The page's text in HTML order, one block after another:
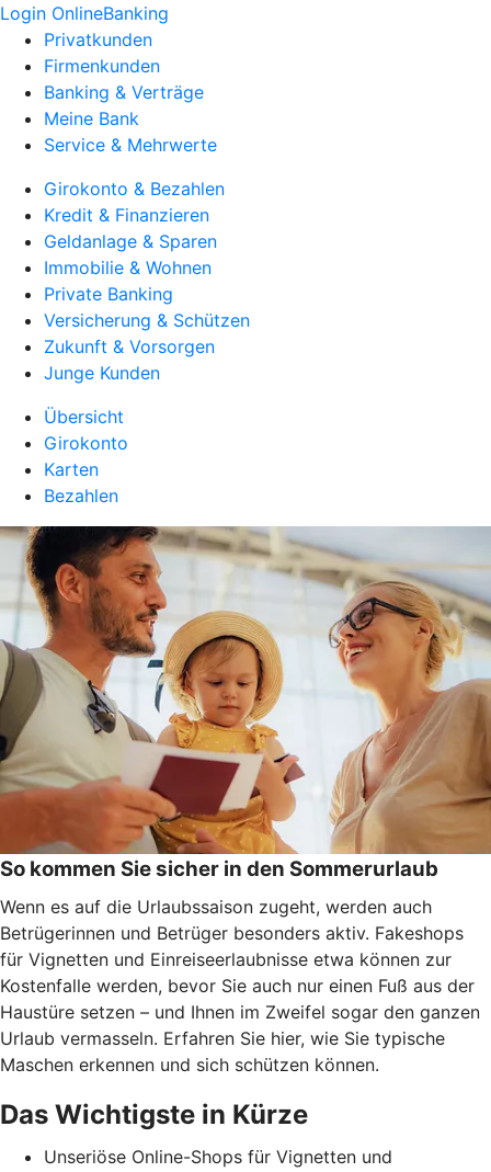
Login OnlineBanking
Privatkunden
Firmenkunden
Banking & Verträge
Meine Bank
Service & Mehrwerte
Girokonto & Bezahlen
Kredit & Finanzieren
Geldanlage & Sparen
Immobilie & Wohnen
Private Banking
Versicherung & Schützen
Zukunft & Vorsorgen
Junge Kunden
Übersicht
Girokonto
Karten
Bezahlen
So kommen Sie sicher in den Sommerurlaub
Wenn es auf die Urlaubssaison zugeht, werden auch
Betrügerinnen und Betrüger besonders aktiv. Fakeshops
für Vignetten und Einreiseerlaubnisse etwa können zur
Kostenfalle werden, bevor Sie auch nur einen Fuß aus der
Haustüre setzen – und Ihnen im Zweifel sogar den ganzen
Urlaub vermasseln. Erfahren Sie hier, wie Sie typische
Maschen erkennen und sich schützen können.
Das Wichtigste in Kürze
Unseriöse Online-Shops für Vignetten und